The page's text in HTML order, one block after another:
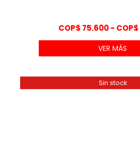
COP$ 75.600 - COP$
VER MÁS
Sin stock